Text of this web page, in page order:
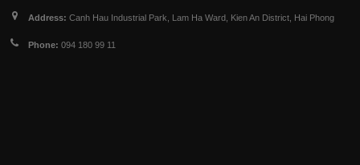
Address: Canh Hau Industrial Park, Lam Ha Ward, Kien An District, Hai Phong
Phone: 094 180 99 11